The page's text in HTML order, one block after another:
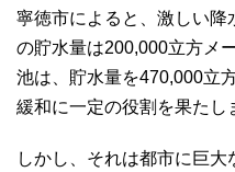
寧徳市によると、激しい
の貯水量は200,000立方メ
池は、貯水量を470,000立
緩和に一定の役割を果たし
しかし、それは都市に巨大